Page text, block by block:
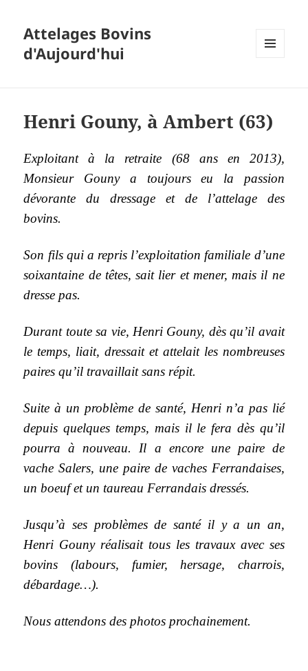
Attelages Bovins
d'Aujourd'hui
Henri Gouny, à Ambert (63)
Exploitant à la retraite (68 ans en 2013),
Monsieur Gouny a toujours eu la passion
dévorante du dressage et de l’attelage des
bovins.
Son fils qui a repris l’exploitation familiale d’une
soixantaine de têtes, sait lier et mener, mais il ne
dresse pas.
Durant toute sa vie, Henri Gouny, dès qu’il avait
le temps, liait, dressait et attelait les nombreuses
paires qu’il travaillait sans répit.
Suite à un problème de santé, Henri n’a pas lié
depuis quelques temps, mais il le fera dès qu’il
pourra à nouveau. Il a encore une paire de
vache Salers, une paire de vaches Ferrandaises,
un boeuf et un taureau Ferrandais dressés.
Jusqu’à ses problèmes de santé il y a un an,
Henri Gouny réalisait tous les travaux avec ses
bovins (labours, fumier, hersage, charrois,
débardage…).
Nous attendons des photos prochainement.